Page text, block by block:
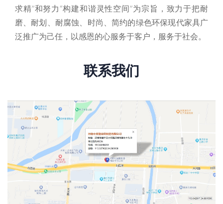
求精”和努力“构建和谐灵性空间”为宗旨，致力于把耐
磨、耐划、耐腐蚀、时尚、简约的绿色环保现代家具广
泛推广为己任，以感恩的心服务于客户，服务于社会。
联系我们